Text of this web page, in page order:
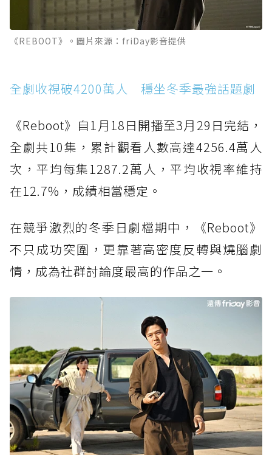
《REBOOT》。圖片來源：friDay影音提供
全劇收視破4200萬人 穩坐冬季最強話題劇
《Reboot》自1月18日開播至3月29日完結，
全劇共10集，累計觀看人數高達4256.4萬人
次，平均每集1287.2萬人，平均收視率維持
在12.7%，成績相當穩定。
在競爭激烈的冬季日劇檔期中，《Reboot》
不只成功突圍，更靠著高密度反轉與燒腦劇
情，成為社群討論度最高的作品之一。